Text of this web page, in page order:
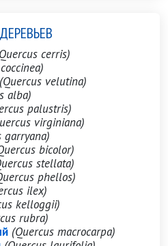
cerris)
(Quercus velutina)
alba)
palustris)
virginiana)
garryana)
bicolor)
stellata)
phellos)
ilex)
kelloggii)
rubra)
(Quercus macrocarpa)